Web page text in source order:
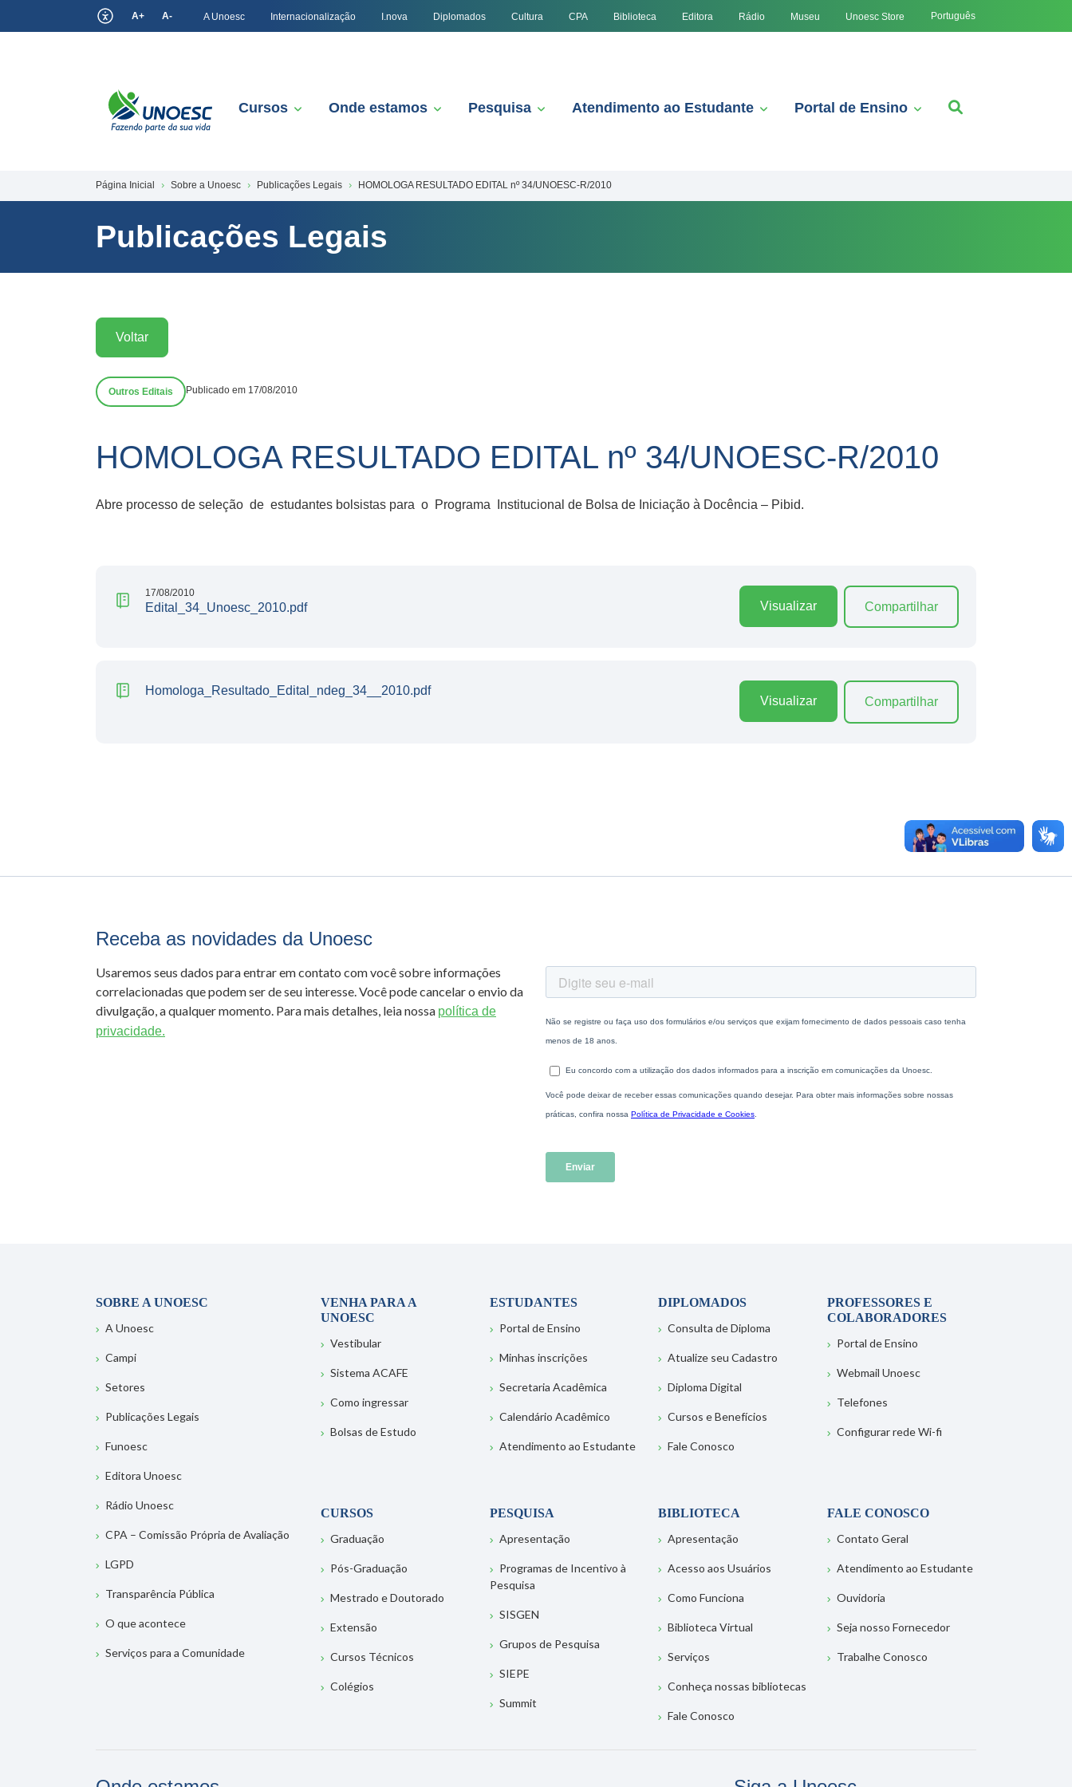
A+ A- A Unoesc Internacionalização I.nova Diplomados Cultura CPA Biblioteca Editora Rádio Museu Unoesc Store Português
Cursos Onde estamos Pesquisa Atendimento ao Estudante Portal de Ensino
Página Inicial Sobre a Unoesc Publicações Legais HOMOLOGA RESULTADO EDITAL nº 34/UNOESC-R/2010
Publicações Legais
Voltar
Outros Editais Publicado em 17/08/2010
HOMOLOGA RESULTADO EDITAL nº 34/UNOESC-R/2010
Abre processo de seleção de estudantes bolsistas para o Programa Institucional de Bolsa de Iniciação à Docência – Pibid.
17/08/2010
Edital_34_Unoesc_2010.pdf Visualizar Compartilhar
Homologa_Resultado_Edital_ndeg_34__2010.pdf
Visualizar Compartilhar
Receba as novidades da Unoesc
Usaremos seus dados para entrar em contato com você sobre informações
correlacionadas que podem ser de seu interesse. Você pode cancelar o envio da
divulgação, a qualquer momento. Para mais detalhes, leia nossa política de
privacidade.
SOBRE A UNOESC
A Unoesc
Campi
Setores
Publicações Legais
Funoesc
Editora Unoesc
Rádio Unoesc
CPA – Comissão Própria de Avaliação
LGPD
Transparência Pública
O que acontece
Serviços para a Comunidade
VENHA PARA A
UNOESC
Vestibular
Sistema ACAFE
Como ingressar
Bolsas de Estudo
ESTUDANTES
Portal de Ensino
Minhas inscrições
Secretaria Acadêmica
Calendário Acadêmico
Atendimento ao Estudante
DIPLOMADOS
Consulta de Diploma
Atualize seu Cadastro
Diploma Digital
Cursos e Benefícios
Fale Conosco
PROFESSORES E
COLABORADORES
Portal de Ensino
Webmail Unoesc
Telefones
Configurar rede Wi-fi
CURSOS
Graduação
Pós-Graduação
Mestrado e Doutorado
Extensão
Cursos Técnicos
Colégios
PESQUISA
Apresentação
Programas de Incentivo à
Pesquisa
SISGEN
Grupos de Pesquisa
SIEPE
Summit
BIBLIOTECA
Apresentação
Acesso aos Usuários
Como Funciona
Biblioteca Virtual
Serviços
Conheça nossas bibliotecas
Fale Conosco
FALE CONOSCO
Contato Geral
Atendimento ao Estudante
Ouvidoria
Seja nosso Fornecedor
Trabalhe Conosco